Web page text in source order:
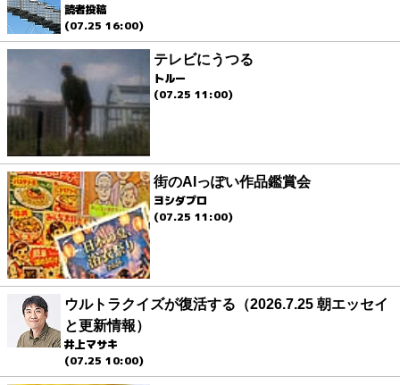
読者投稿
(07.25 16:00)
テレビにうつる
トルー
(07.25 11:00)
街のAIっぽい作品鑑賞会
ヨシダプロ
(07.25 11:00)
ウルトラクイズが復活する（2026.7.25 朝エッセイ
と更新情報）
井上マサキ
(07.25 10:00)